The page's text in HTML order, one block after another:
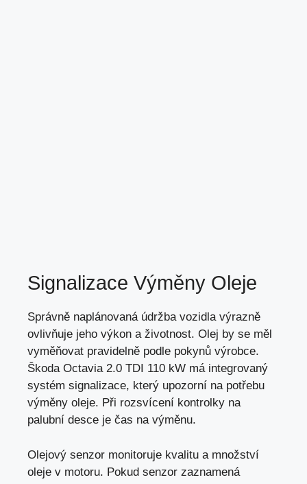
Signalizace Výměny Oleje
Správně naplánovaná údržba vozidla výrazně
ovlivňuje jeho výkon a životnost. Olej by se měl
vyměňovat pravidelně podle pokynů výrobce.
Škoda Octavia 2.0 TDI 110 kW má integrovaný
systém signalizace, který upozorní na potřebu
výměny oleje. Při rozsvícení kontrolky na
palubní desce je čas na výměnu.
Olejový senzor monitoruje kvalitu a množství
oleje v motoru. Pokud senzor zaznamená